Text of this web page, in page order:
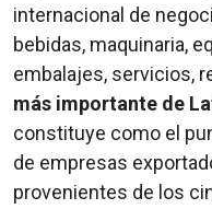
internacional de
bebidas, maquinaria,
embalajes, servicios,
más importante de
constituye como el
de empresas
provenientes de los